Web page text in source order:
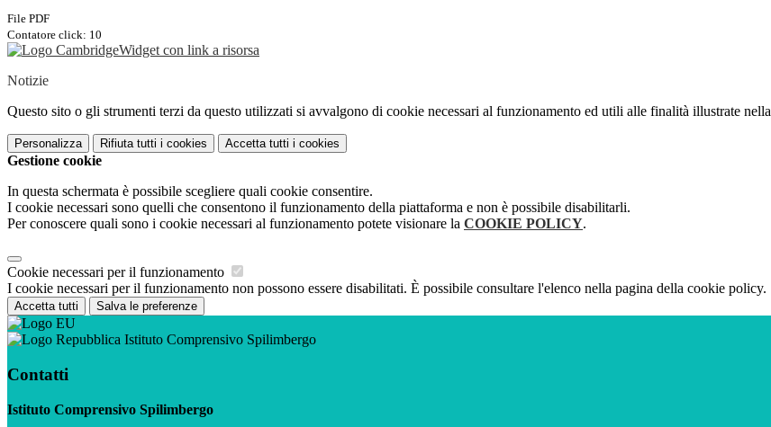
File PDF
Contatore click: 10
Widget con link a risorsa
Notizie
Questo sito o gli strumenti terzi da questo utilizzati si avvalgono di cookie necessari al funzionamento ed utili alle finalità illustrate nella
Personalizza Rifiuta tutti i cookies Accetta tutti i cookies
Gestione cookie
In questa schermata è possibile scegliere quali cookie consentire.
I cookie necessari sono quelli che consentono il funzionamento della piattaforma e non è possibile disabilitarli.
Per conoscere quali sono i cookie necessari al funzionamento potete visionare la COOKIE POLICY.
Cookie necessari per il funzionamento
I cookie necessari per il funzionamento non possono essere disabilitati. È possibile consultare l'elenco nella pagina della cookie policy.
Accetta tutti Salva le preferenze
Istituto Comprensivo Spilimbergo
Contatti
Istituto Comprensivo Spilimbergo